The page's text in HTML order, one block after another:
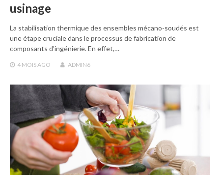
usinage
La stabilisation thermique des ensembles mécano-soudés est
une étape cruciale dans le processus de fabrication de
composants d’ingénierie. En effet,…
4 MOIS AGO ADMIN6